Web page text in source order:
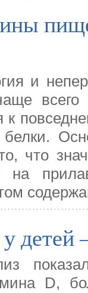
и
всего
к
что
на
детей
D,